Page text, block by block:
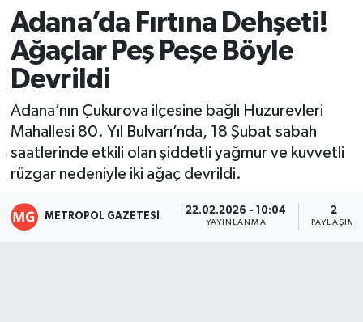
Adana’da Fırtına Dehşeti!
Ağaçlar Peş Peşe Böyle
Devrildi
Adana’nın Çukurova ilçesine bağlı Huzurevleri
Mahallesi 80. Yıl Bulvarı’nda, 18 Şubat sabah
saatlerinde etkili olan şiddetli yağmur ve kuvvetli
rüzgar nedeniyle iki ağaç devrildi.
METROPOL GAZETESI 22.02.2026 - 10:04
YAYINLANMA
2
PAYLAŞIM